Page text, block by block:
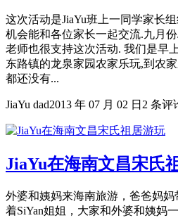
这次活动是JiaYu班上一同学家长
机会能和各位家长一起交流.九月
老师也很支持这次活动. 我们是早
东路镇的龙泉家园农家乐玩,到农
都还没有...
JiaYu dad2013 年 07 月 02 日 2 条评
JiaYu在海南文昌宋氏
外婆和姨妈来海南旅游，爸爸妈妈
着SiYan姐姐，大家和外婆和姨妈